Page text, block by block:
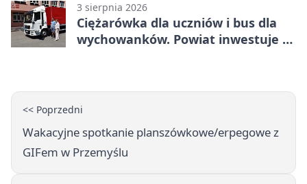
3 sierpnia 2026
Ciężarówka dla uczniów i bus dla
wychowanków. Powiat inwestuje w
<< Poprzedni
Wakacyjne spotkanie planszówkowe/erpegowe z
GIFem w Przemyślu